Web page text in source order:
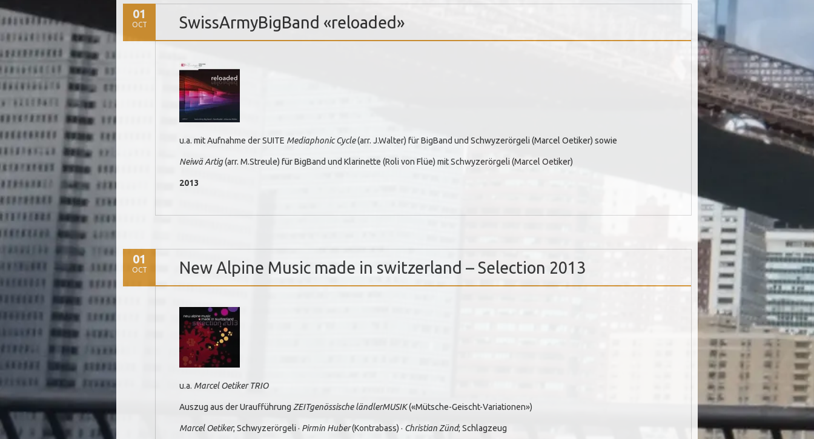
01
OCT SwissArmyBigBand «reloaded»
u.a. mit Aufnahme der SUITE Mediaphonic Cycle(arr. J.Walter) für BigBand und Schwyzerörgeli (Marcel Oetiker) sowie
Neiwä Artig(arr. M.Streule) für BigBand und Klarinette (Roli von Flüe) mit Schwyzerörgeli (Marcel Oetiker)
2013
01
OCT New Alpine Music made in switzerland – Selection 2013
u.a. Marcel Oetiker TRIO
Auszug aus der Uraufführung ZEITgenössische ländlerMUSIK(«Mütsche-Geischt-Variationen»)
Marcel Oetiker; Schwyzerörgeli · Pirmin Huber(Kontrabass) · Christian Zünd; Schlagzeug